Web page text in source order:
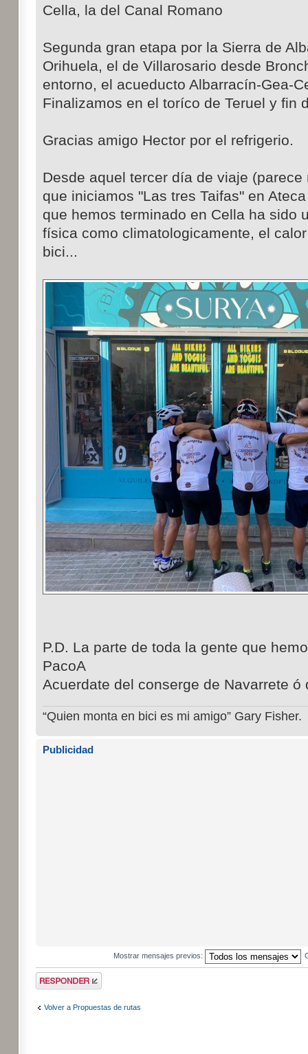
Cella, la del Canal Romano
Segunda gran etapa por la Sierra de
Orihuela, el de Villarosario desde
entorno, el acueducto Albarracín-Gea-
Finalizamos en el toríco de Teruel y fin
Gracias amigo Hector por el refrigerio.
Desde aquel tercer día de viaje
que iniciamos "Las tres Taifas" en
que hemos terminado en Cella ha sido
física como climatologicamente, el
bici...
P.D. La parte de toda la gente que
PacoA
Acuerdate del conserge de Navarrete
“Quien monta en bici es mi amigo” Gary Fisher.
Publicidad
Mostrar mensajes previos:
Publicar una
respuesta
Volver a Propuestas de rutas